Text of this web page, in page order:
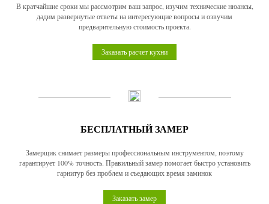
В кратчайшие сроки мы рассмотрим ваш запрос, изучим технические нюансы,
дадим развернутые ответы на интересующие вопросы и озвучим
предварительную стоимость проекта.
Заказать расчет кухни
БЕСПЛАТНЫЙ ЗАМЕР
Замерщик снимает размеры профессиональным инструментом, поэтому
гарантирует 100% точность. Правильный замер помогает быстро установить
гарнитур без проблем и съедающих время заминок
Заказать замер